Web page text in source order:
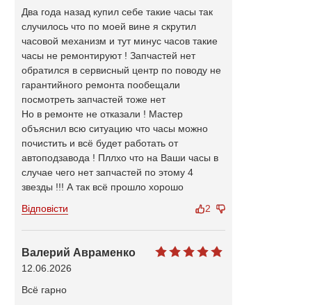
Два года назад купил себе такие часы так
случилось что по моей вине я скрутил
часовой механизм и тут минус часов такие
часы не ремонтируют ! Запчастей нет
обратился в сервисный центр по поводу не
гарантийного ремонта пообещали
посмотреть запчастей тоже нет
Но в ремонте не отказали ! Мастер
объяснил всю ситуацию что часы можно
почистить и всё будет работать от
автоподзавода ! Пллхо что на Ваши часы в
случае чего нет запчастей по этому 4
звезды !!! А так всё прошло хорошо
Відповісти
2
Валерий Авраменко
12.06.2026
Всё гарно